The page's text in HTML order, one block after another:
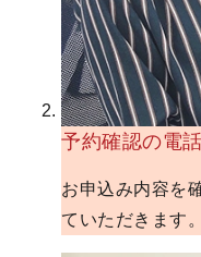
予約確認の電話
お申込み内容を
ていただきます。